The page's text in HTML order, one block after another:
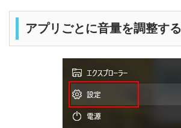
アプリごとに音量を調整する